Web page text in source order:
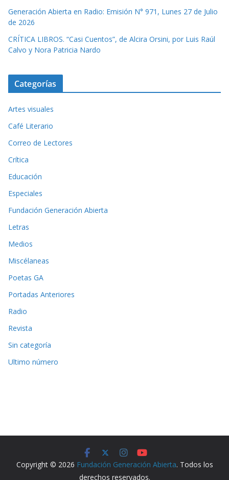
Generación Abierta en Radio: Emisión N° 971, Lunes 27 de Julio
de 2026
CRÍTICA LIBROS. “Casi Cuentos”, de Alcira Orsini, por Luis Raúl
Calvo y Nora Patricia Nardo
Categorías
Artes visuales
Café Literario
Correo de Lectores
Crítica
Educación
Especiales
Fundación Generación Abierta
Letras
Medios
Miscélaneas
Poetas GA
Portadas Anteriores
Radio
Revista
Sin categoría
Ultimo número
Copyright © 2026 Fundación Generación Abierta. Todos los
derechos reservados.